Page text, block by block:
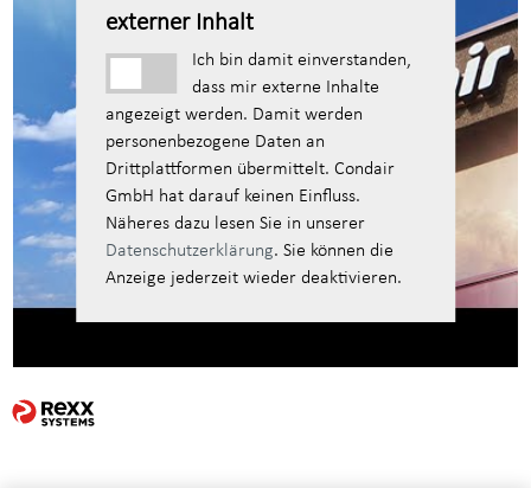
externer Inhalt
Ich bin damit einverstanden,
dass mir externe Inhalte
angezeigt werden. Damit werden
personenbezogene Daten an
Drittplattformen übermittelt. Condair
GmbH hat darauf keinen Einfluss.
Näheres dazu lesen Sie in unserer
Datenschutzerklärung. Sie können die
Anzeige jederzeit wieder deaktivieren.